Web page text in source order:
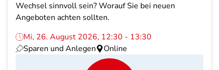
Wechsel sinnvoll sein? Worauf Sie bei neuen
Angeboten achten sollten.
Mi, 26. August 2026, 12:30 - 13:30
Sparen und Anlegen
Online